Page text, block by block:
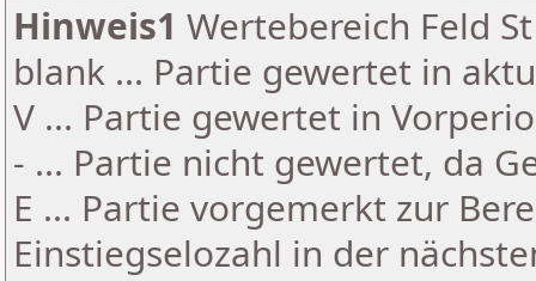
Hinweis1 Wertebereich Feld
blank ... Partie gewertet in
V ... Partie gewertet in
- ... Partie nicht gewertet, da
E ... Partie vorgemerkt zur
Einstiegselozahl in der